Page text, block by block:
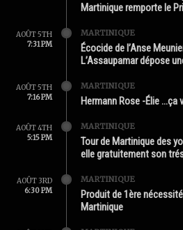
Martinique remporte le
AOÛT 5TH
7:31 PM
MARTINIQUE
Écocide de l’Anse
L’Assaupamar dépose
AOÛT 5TH
7:16 PM
MARTINIQUE
Hermann Rose -Élie …ça
AOÛT 4TH
5:15 PM
MARTINIQUE
Tour de Martinique des
elle gratuitement son
AOÛT 3RD
6:30 PM
MARTINIQUE
Produit de 1ère
Martinique